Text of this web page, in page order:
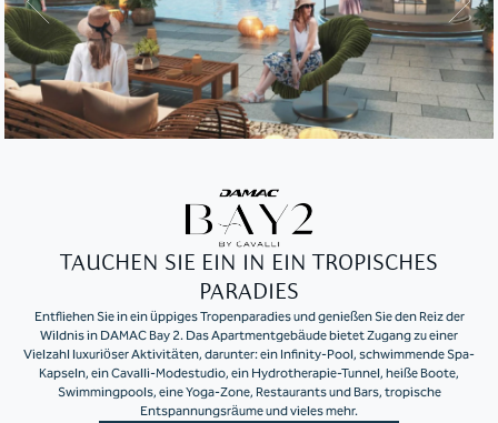
TAUCHEN SIE EIN IN EIN TROPISCHES
PARADIES
Entfliehen Sie in ein üppiges Tropenparadies und genießen Sie den Reiz der
Wildnis in DAMAC Bay 2. Das Apartmentgebäude bietet Zugang zu einer
Vielzahl luxuriöser Aktivitäten, darunter: ein Infinity-Pool, schwimmende Spa-
Kapseln, ein Cavalli-Modestudio, ein Hydrotherapie-Tunnel, heiße Boote,
Swimmingpools, eine Yoga-Zone, Restaurants und Bars, tropische
Entspannungsräume und vieles mehr.